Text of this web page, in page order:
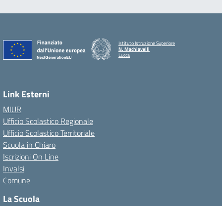
Istituto Istruzione Superiore
N. Machiavelli
Lucca
Link Esterni
MIUR
Ufficio Scolastico Regionale
Ufficio Scolastico Territoriale
Scuola in Chiaro
Iscrizioni On Line
Invalsi
Comune
La Scuola